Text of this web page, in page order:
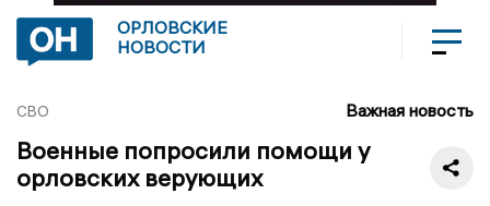
ОРЛОВСКИЕ
НОВОСТИ
СВО Важная новость
Военные попросили помощи у
орловских верующих